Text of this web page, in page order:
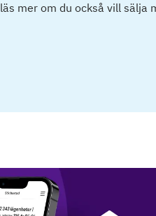
mer om du också vill sälja